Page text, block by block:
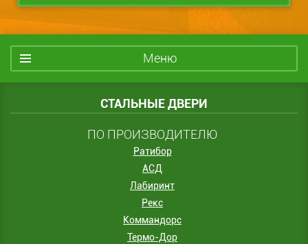
Меню
СТАЛЬНЫЕ ДВЕРИ
ПО ПРОИЗВОДИТЕЛЮ
Ратибор
АСД
Лабиринт
Рекс
Коммандорс
Термо-Дор